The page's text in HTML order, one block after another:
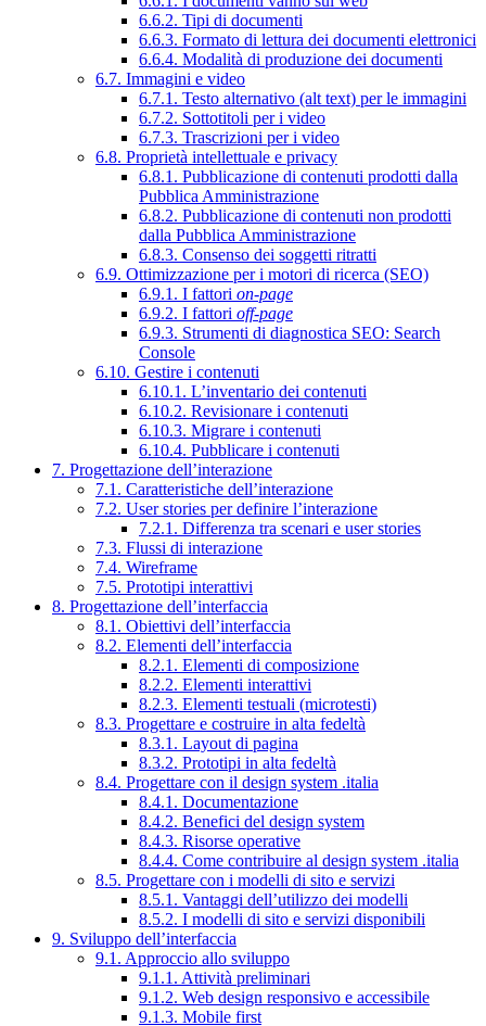
6.6.2. Tipi di documenti
6.6.3. Formato di lettura dei documenti elettronici
6.6.4. Modalità di produzione dei documenti
6.7. Immagini e video
6.7.1. Testo alternativo (alt text) per le immagini
6.7.2. Sottotitoli per i video
6.7.3. Trascrizioni per i video
6.8. Proprietà intellettuale e privacy
6.8.1. Pubblicazione di contenuti prodotti dalla
Pubblica Amministrazione
6.8.2. Pubblicazione di contenuti non prodotti
dalla Pubblica Amministrazione
6.8.3. Consenso dei soggetti ritratti
6.9. Ottimizzazione per i motori di ricerca (SEO)
6.9.1. I fattori on-page
6.9.2. I fattori off-page
6.9.3. Strumenti di diagnostica SEO: Search
Console
6.10. Gestire i contenuti
6.10.1. L’inventario dei contenuti
6.10.2. Revisionare i contenuti
6.10.3. Migrare i contenuti
6.10.4. Pubblicare i contenuti
7. Progettazione dell’interazione
7.1. Caratteristiche dell’interazione
7.2. User stories per definire l’interazione
7.2.1. Differenza tra scenari e user stories
7.3. Flussi di interazione
7.4. Wireframe
7.5. Prototipi interattivi
8. Progettazione dell’interfaccia
8.1. Obiettivi dell’interfaccia
8.2. Elementi dell’interfaccia
8.2.1. Elementi di composizione
8.2.2. Elementi interattivi
8.2.3. Elementi testuali (microtesti)
8.3. Progettare e costruire in alta fedeltà
8.3.1. Layout di pagina
8.3.2. Prototipi in alta fedeltà
8.4. Progettare con il design system .italia
8.4.1. Documentazione
8.4.2. Benefici del design system
8.4.3. Risorse operative
8.4.4. Come contribuire al design system .italia
8.5. Progettare con i modelli di sito e servizi
8.5.1. Vantaggi dell’utilizzo dei modelli
8.5.2. I modelli di sito e servizi disponibili
9. Sviluppo dell’interfaccia
9.1. Approccio allo sviluppo
9.1.1. Attività preliminari
9.1.2. Web design responsivo e accessibile
9.1.3. Mobile first